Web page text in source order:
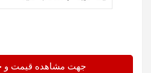
جهت مشاهده قیمت و